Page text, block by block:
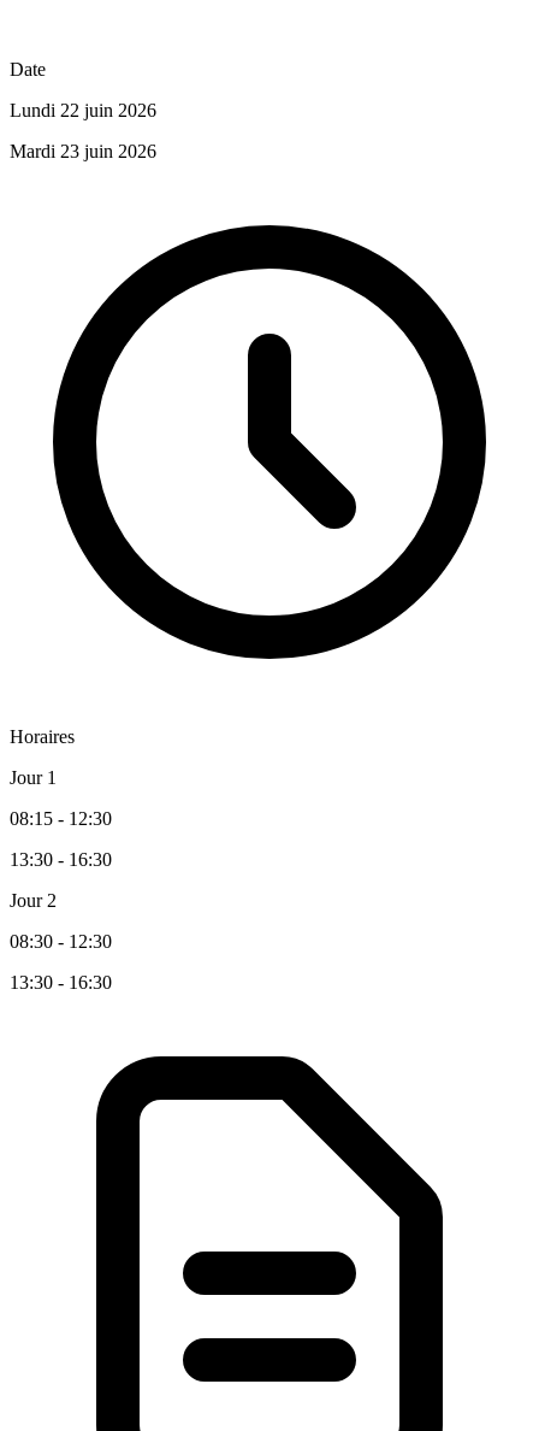
Date
Lundi 22 juin 2026
Mardi 23 juin 2026
Horaires
Jour 1
08:15 - 12:30
13:30 - 16:30
Jour 2
08:30 - 12:30
13:30 - 16:30